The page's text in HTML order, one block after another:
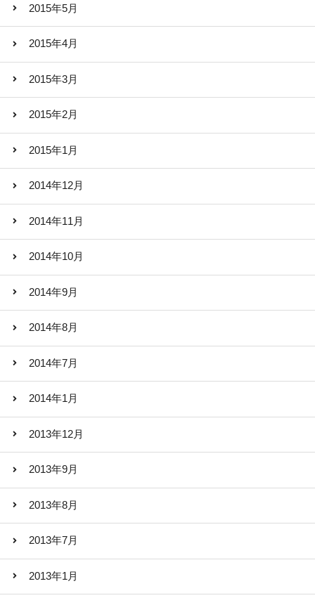
2015年5月
2015年4月
2015年3月
2015年2月
2015年1月
2014年12月
2014年11月
2014年10月
2014年9月
2014年8月
2014年7月
2014年1月
2013年12月
2013年9月
2013年8月
2013年7月
2013年1月